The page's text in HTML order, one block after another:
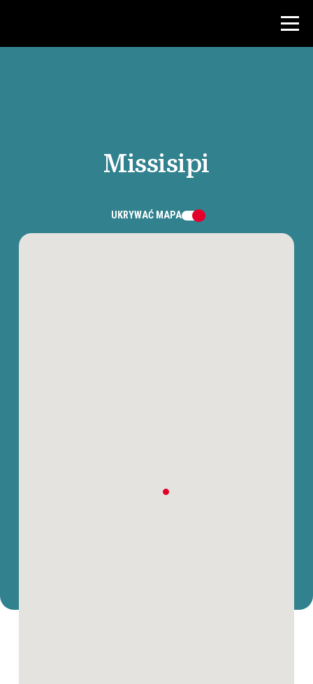
Wiadomości i wydarzenia
Missisipi
UKRYWAĆ MAPA